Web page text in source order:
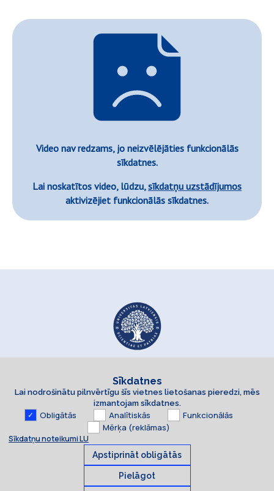
Video nav redzams, jo neizvēlējāties funkcionālās
sīkdatnes.
Lai noskatītos video, lūdzu,sīkdatņu uzstādījumos
aktivizējiet funkcionālās sīkdatnes.
Sīkdatnes
Lai nodrošinātu pilnvērtīgu šīs vietnes lietošanas pieredzi, mēs
izmantojam sīkdatnes.
Obligātās Analītiskās
Funkcionālās
Mērķa (reklāmas)
Sīkdatņu noteikumi LU
Apstiprināt obligātās
Pielāgot